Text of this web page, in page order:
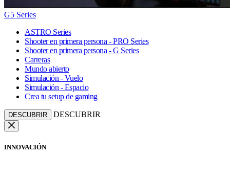
G5 Series
ASTRO Series
Shooter en primera persona - PRO Series
Shooter en primera persona - G Series
Carreras
Mundo abierto
Simulación - Vuelo
Simulación - Espacio
Crea tu setup de gaming
DESCUBRIR DESCUBRIR
INNOVACIÓN